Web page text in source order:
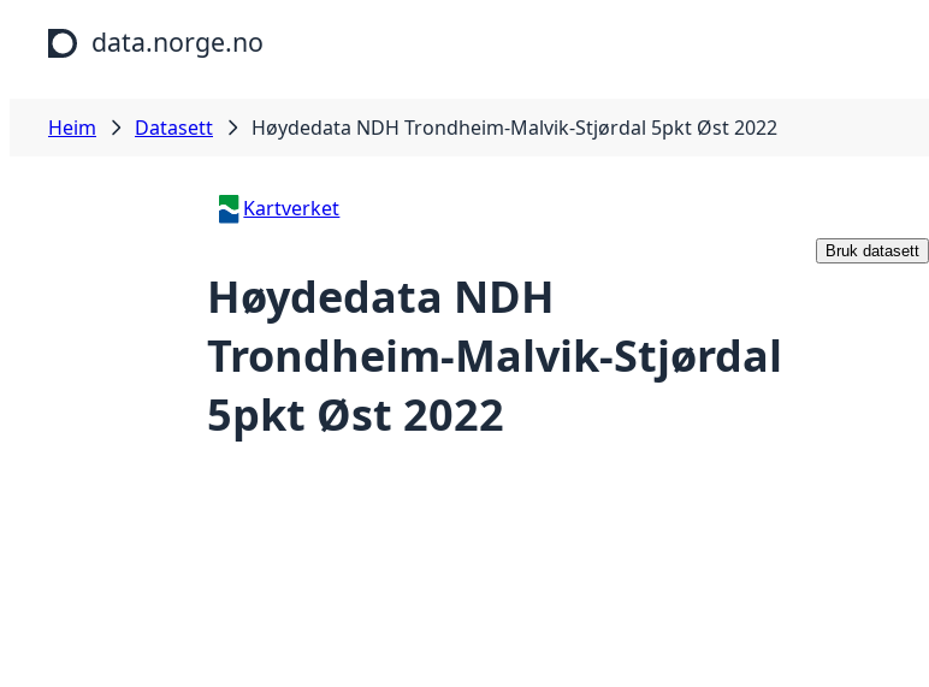
Hopp til hovudinnhald
data.norge.no
Heim Datasett Høydedata NDH Trondheim-Malvik-Stjørdal 5pkt Øst 2022
Kartverket
Høydedata NDH
Trondheim-Malvik-Stjørdal
5pkt Øst 2022
Bruk datasett